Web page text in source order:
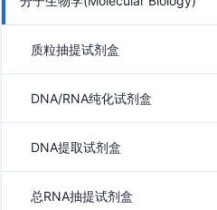
质粒抽提试剂盒
DNA/RNA纯化试剂盒
DNA提取试剂盒
总RNA抽提试剂盒